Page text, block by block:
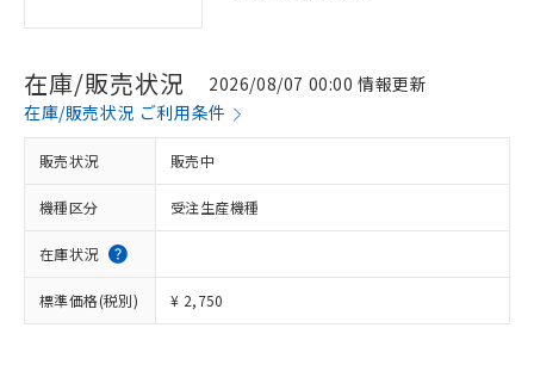
在庫/販売状況
2026/08/07 00:00 情報更新
在庫/販売状況 ご利用条件
販売状況 販売中
機種区分 受注生産機種
在庫状況
標準価格(税別) ¥ 2,750